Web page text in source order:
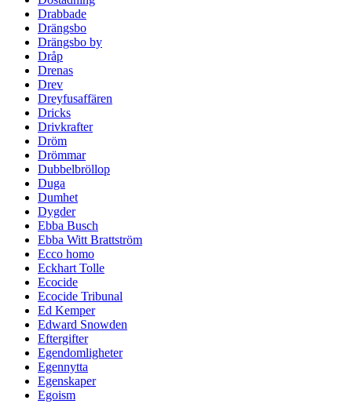
Drabbade
Drängsbo
Drängsbo by
Dråp
Drenas
Drev
Dreyfusaffären
Dricks
Drivkrafter
Dröm
Drömmar
Dubbelbröllop
Duga
Dumhet
Dygder
Ebba Busch
Ebba Witt Brattström
Ecco homo
Eckhart Tolle
Ecocide
Ecocide Tribunal
Ed Kemper
Edward Snowden
Eftergifter
Egendomligheter
Egennytta
Egenskaper
Egoism